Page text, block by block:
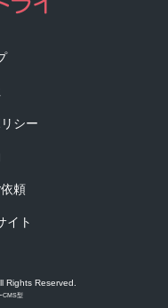
シー
頼
イト
Rights Reserved.
CMS型